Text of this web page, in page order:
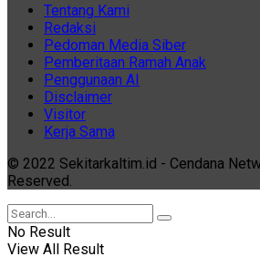
Tentang Kami
Redaksi
Pedoman Media Siber
Pemberitaan Ramah Anak
Penggunaan AI
Disclaimer
Visitor
Kerja Sama
© 2022 Sekitarkaltim.id - Cendana
Reserved.
No Result
View All Result